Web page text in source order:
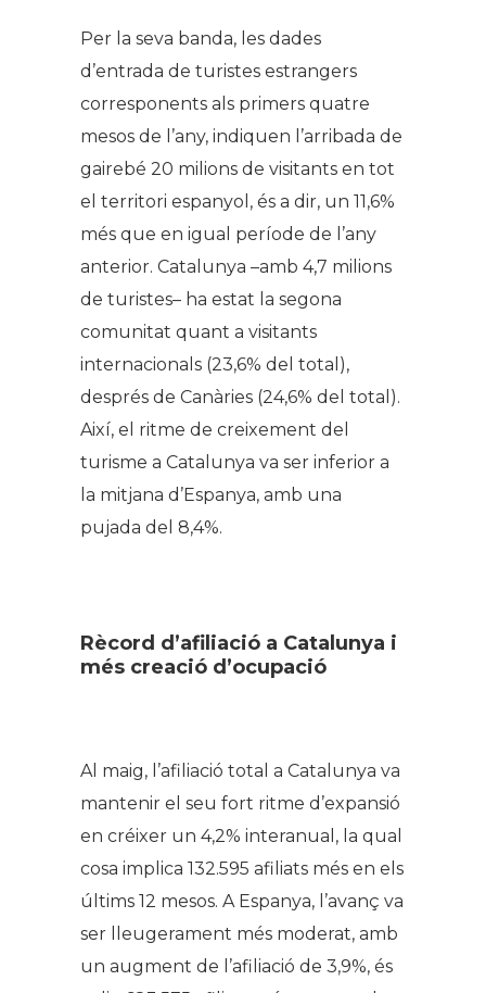
Per la seva banda, les dades
d’entrada de turistes estrangers
corresponents als primers quatre
mesos de l’any, indiquen l’arribada de
gairebé 20 milions de visitants en tot
el territori espanyol, és a dir, un 11,6%
més que en igual període de l’any
anterior. Catalunya –amb 4,7 milions
de turistes– ha estat la segona
comunitat quant a visitants
internacionals (23,6% del total),
després de Canàries (24,6% del total).
Així, el ritme de creixement del
turisme a Catalunya va ser inferior a
la mitjana d’Espanya, amb una
pujada del 8,4%.
Rècord d’afiliació a Catalunya i
més creació d’ocupació
Al maig, l’afiliació total a Catalunya va
mantenir el seu fort ritme d’expansió
en créixer un 4,2% interanual, la qual
cosa implica 132.595 afiliats més en els
últims 12 mesos. A Espanya, l’avanç va
ser lleugerament més moderat, amb
un augment de l’afiliació de 3,9%, és